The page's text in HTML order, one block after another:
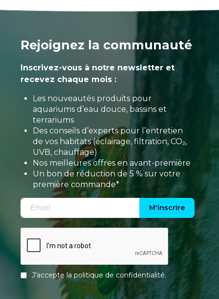
Rejoignez la communauté
Inscrivez-vous à notre newsletter et
recevez chaque mois :
Les nouveautés produits pour
aquariums d’eau douce, bassins et
terrariums
Des conseils d’experts pour l’entretien
de vos habitats (éclairage, filtration, CO₂,
UVB, chauffage)
Nos meilleures offres en avant-première
Un bon de réduction de 5 % sur votre
première commande*
M'inscrire
J'accepte lapolitique de confidentialité.